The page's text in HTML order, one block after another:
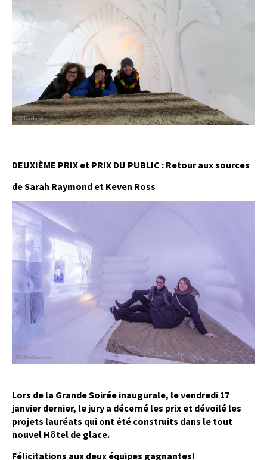
DEUXIÈME PRIX et PRIX DU PUBLIC : Retour aux sources
de Sarah Raymond et Keven Ross
Lors de la Grande Soirée inaugurale, le vendredi 17
janvier dernier, le jury a décerné les prix et dévoilé les
projets lauréats qui ont été construits dans le tout
nouvel Hôtel de glace.
Félicitations aux deux équipes gagnantes!